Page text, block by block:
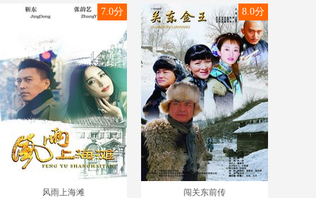
风雨上海滩
7.0分
闯关东前传
8.0分